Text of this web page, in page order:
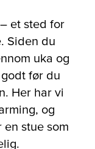
et sted for
Siden du
uka og
før du
Her har vi
og
stue som